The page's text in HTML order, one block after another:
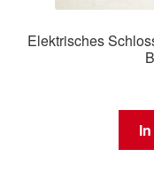
Elektrisches